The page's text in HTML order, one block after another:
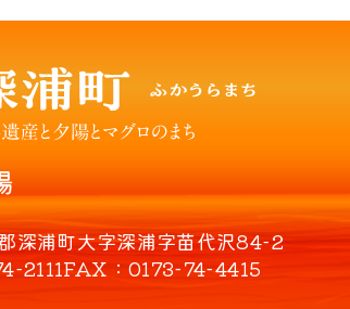
深浦町大字深浦字苗代沢84-2
2111FAX 0173-74-4415